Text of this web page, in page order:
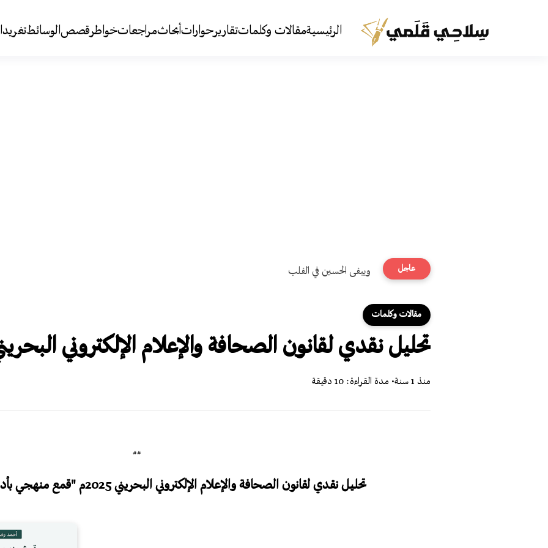
الرئيسيةمقالات وكلماتتقاريرحواراتأبحاثمراجعاتخواطرقصصالوسائط
عاجل ويبقى الحسين في القلب
مقالات وكلمات
تحليل نقدي لقانون الصحافة والإعلام الإلكتروني البحريني
منذ 1 سنة • مدة القراءة: 10 دقيقة
##
تحليل نقدي لقانون الصحافة والإعلام الإلكتروني البحريني 2025م "قمع منهجي بأدوات عصرية"